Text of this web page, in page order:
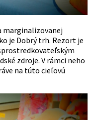
marginalizovanej
je Dobrý trh. Rezort je
zdroje. V rámci neho
na túto cieľovú